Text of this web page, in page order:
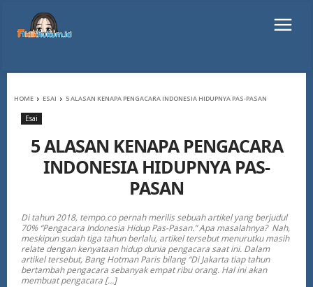
HOME ESAI 5 ALASAN KENAPA PENGACARA INDONESIA HIDUPNYA PAS-PASAN
Esai
5 ALASAN KENAPA PENGACARA
INDONESIA HIDUPNYA PAS-
PASAN
Di tahun 2018, tempo.co pernah merilis sebuah artikel yang berjudul
70% “Pengacara Indonesia Hidup Pas-Pasan.” Apa masalahnya? Nah,
meskipun sudah tiga tahun berlalu, artikel tersebut menurutku masih
relate dengan kenyataan hidup dunia pengacara saat ini. Dalam
artikel tersebut, Bang Hotman Paris bilang “Di Jakarta tiap tahun
bertambah pengacara sebanyak empat ribu orang. Hal ini akan
membuat pengacara […]